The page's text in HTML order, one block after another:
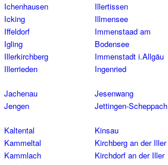
Ichenhausen
Icking
Iffeldorf
Igling
Illerkirchberg
Illerrieden
Illertissen
Illmensee
Immenstaad am
Bodensee
Immenstadt i.Allgäu
Ingenried
Jachenau
Jengen
Jesenwang
Jettingen-Scheppach
Kaltental
Kammeltal
Kammlach
Kinsau
Kirchberg an der Iller
Kirchdorf an der Iller